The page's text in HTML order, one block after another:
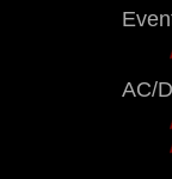
AC/